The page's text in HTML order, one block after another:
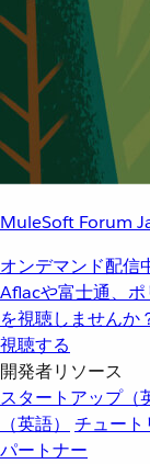
MuleSoft Forum
オンデマンド配信
Aflacや富士通、
を視聴しませんか
視聴する
開発者リソース
スタートアップ（
（英語）
チュート
パートナー